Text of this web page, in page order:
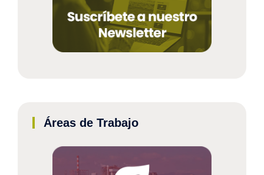
Áreas de Trabajo